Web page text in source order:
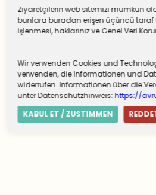
Ziyaretçilerin web sitemizi mümkün
bunlara buradan erişen üçüncü taraf
işlenmesi, haklarınız ve Genel Veri
Wir verwenden Cookies und
verwenden, die Informationen und
widerrufen. Informationen über die
unter Datenschutzhinweis: https://
KABUL ET / ZUSTIMMEN